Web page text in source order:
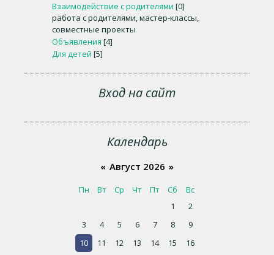
Взаимодействие с родителями [0]
работа с родителями, мастер-классы,
совместные проекты
Объявления [4]
Для детей [5]
Вход на сайт
Календарь
« Август 2026 »
Пн Вт Ср Чт Пт Сб
Вс
1
2
3
4 5 6 7 8
9
10
11 12 13 14 15
16